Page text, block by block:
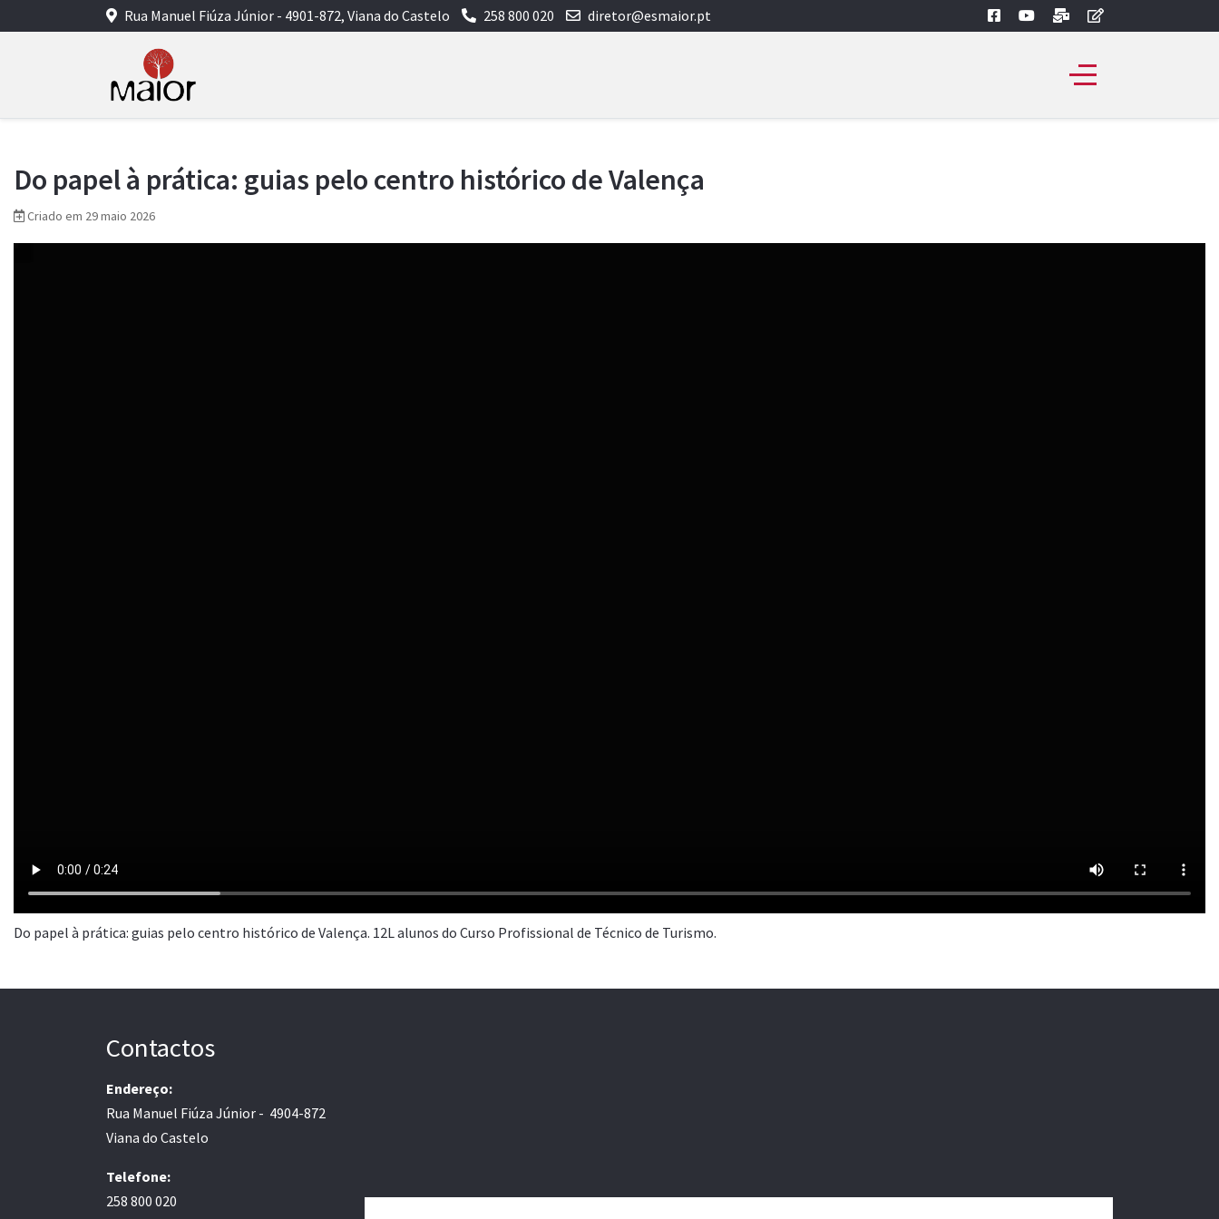
Rua Manuel Fiúza Júnior - 4901-872, Viana do Castelo 258 800 020 diretor@esmaior.pt
Do papel à prática: guias pelo centro histórico de Valença
Criado em 29 maio 2026
Do papel à prática: guias pelo centro histórico de Valença. 12L alunos do Curso Profissional de Técnico de Turismo.
Contactos
Endereço:
Rua Manuel Fiúza Júnior - 4904-872
Viana do Castelo
Telefone:
258 800 020